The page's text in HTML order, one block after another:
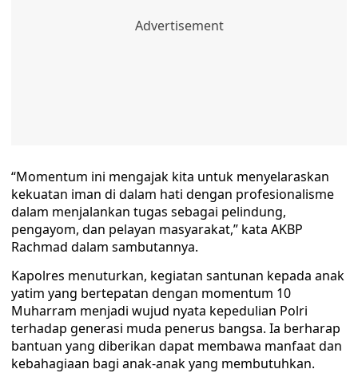
“Momentum ini mengajak kita untuk menyelaraskan
kekuatan iman di dalam hati dengan profesionalisme
dalam menjalankan tugas sebagai pelindung,
pengayom, dan pelayan masyarakat,” kata AKBP
Rachmad dalam sambutannya.
Kapolres menuturkan, kegiatan santunan kepada anak
yatim yang bertepatan dengan momentum 10
Muharram menjadi wujud nyata kepedulian Polri
terhadap generasi muda penerus bangsa. Ia berharap
bantuan yang diberikan dapat membawa manfaat dan
kebahagiaan bagi anak-anak yang membutuhkan.